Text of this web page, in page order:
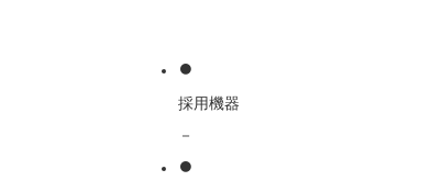
採用機器
－